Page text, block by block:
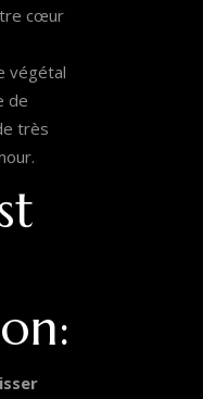
cœur
végétal
de
très